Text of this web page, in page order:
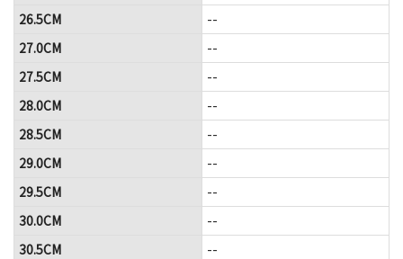
26.5CM
--
27.0CM
--
27.5CM
--
28.0CM
--
28.5CM
--
29.0CM
--
29.5CM
--
30.0CM
--
30.5CM
--